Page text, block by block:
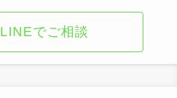
LINEでご相談